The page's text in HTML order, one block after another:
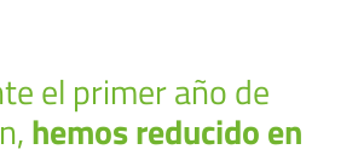
el primer año de
hemos reducido en